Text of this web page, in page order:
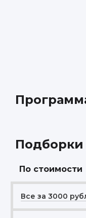
Подборки
По стоимости
Все за 3000